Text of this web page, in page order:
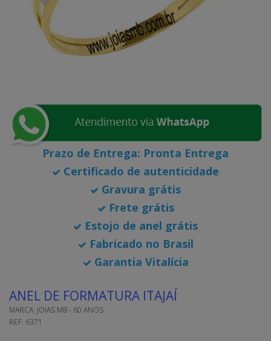
Prazo de Entrega: Pronta Entrega
Certificado de autenticidade
Gravura grátis
Frete grátis
Estojo de anel grátis
Fabricado no Brasil
Garantia Vitalícia
ANEL DE FORMATURA ITAJAÍ
MARCA: JOIAS MB - 60 ANOS
REF. 6371